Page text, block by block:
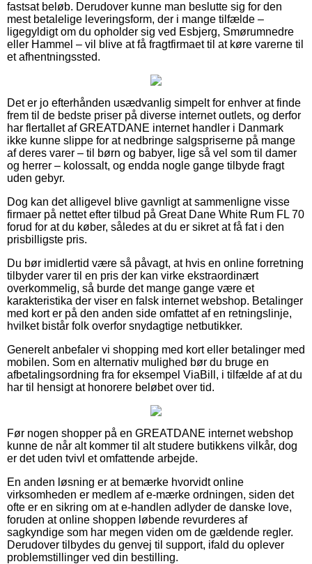
fastsat beløb. Derudover kunne man beslutte sig for den
mest betalelige leveringsform, der i mange tilfælde –
ligegyldigt om du opholder sig ved Esbjerg, Smørumnedre
eller Hammel – vil blive at få fragtfirmaet til at køre varerne til
et afhentningssted.
Det er jo efterhånden usædvanlig simpelt for enhver at finde
frem til de bedste priser på diverse internet outlets, og derfor
har flertallet af GREATDANE internet handler i Danmark
ikke kunne slippe for at nedbringe salgspriserne på mange
af deres varer – til børn og babyer, lige så vel som til damer
og herrer – kolossalt, og endda nogle gange tilbyde fragt
uden gebyr.
Dog kan det alligevel blive gavnligt at sammenligne visse
firmaer på nettet efter tilbud på Great Dane White Rum FL 70
forud for at du køber, således at du er sikret at få fat i den
prisbilligste pris.
Du bør imidlertid være så påvagt, at hvis en online forretning
tilbyder varer til en pris der kan virke ekstraordinært
overkommelig, så burde det mange gange være et
karakteristika der viser en falsk internet webshop. Betalinger
med kort er på den anden side omfattet af en retningslinje,
hvilket bistår folk overfor snydagtige netbutikker.
Generelt anbefaler vi shopping med kort eller betalinger med
mobilen. Som en alternativ mulighed bør du bruge en
afbetalingsordning fra for eksempel ViaBill, i tilfælde af at du
har til hensigt at honorere beløbet over tid.
Før nogen shopper på en GREATDANE internet webshop
kunne de når alt kommer til alt studere butikkens vilkår, dog
er det uden tvivl et omfattende arbejde.
En anden løsning er at bemærke hvorvidt online
virksomheden er medlem af e-mærke ordningen, siden det
ofte er en sikring om at e-handlen adlyder de danske love,
foruden at online shoppen løbende revurderes af
sagkyndige som har megen viden om de gældende regler.
Derudover tilbydes du genvej til support, ifald du oplever
problemstillinger ved din bestilling.